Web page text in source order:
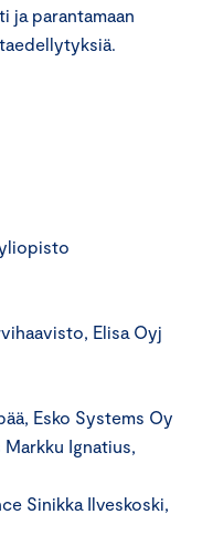
ja parantamaan
Elisa Oyj
Esko Systems Oy
Ignatius,
Sinikka Ilveskoski,